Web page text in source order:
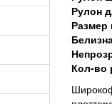
Рулон
Размер
Кол-во